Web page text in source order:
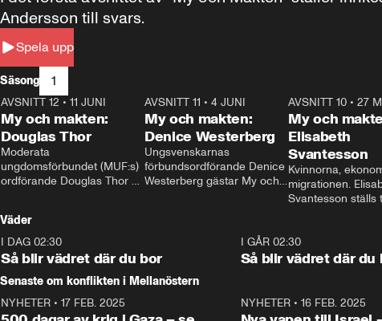
Spela upp
Andersson till svars.
Säsong 1
26:27
AVSNITT 12 • 11 JUNI
My och makten:
Douglas Thor
Moderata
ungdomsförbundet (MUF:s)
ordförande Douglas Thor
tonårsutvisningarna och hur
Moderaterna ska locka
väljare till valet i höst.
23:40
AVSNITT 11 •4 JUNI
My och makten:
Denice Westerberg
Ungsvenskarnas
förbundsordförande Denice
Westerberg gästar My och
AVSNITT 10 •27
My och
Elisabeth
Svantesson
Kvinnorna,
migrationen.
Svantesson ställs
Väder
I DAG 02:30
Så blir vädret där du bor
I GÅR 02:30
Så blir vädret där du
Senaste om konflikten i Mellanöstern
NYHETER • 17 FEB. 2025 NYHETER• 16 FEB. 2025